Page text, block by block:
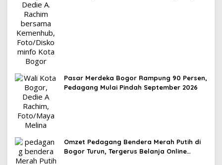
Pasar Merdeka Bogor Rampung 90 Persen,
Pedagang Mulai Pindah September 2026
Omzet Pedagang Bendera Merah Putih di
Bogor Turun, Tergerus Belanja Online